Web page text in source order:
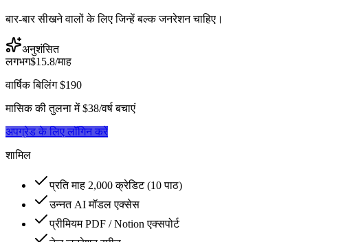
बार-बार सीखने वालों के लिए जिन्हें बल्क जनरेशन चाहिए।
अनुशंसित
लगभग$15.8/माह
वार्षिक बिलिंग $190
मासिक की तुलना में $38/वर्ष बचाएं
अपग्रेड के लिए लॉगिन करें
शामिल
प्रति माह 2,000 क्रेडिट (10 पाठ)
उन्नत AI मॉडल एक्सेस
प्रीमियम PDF / Notion एक्सपोर्ट